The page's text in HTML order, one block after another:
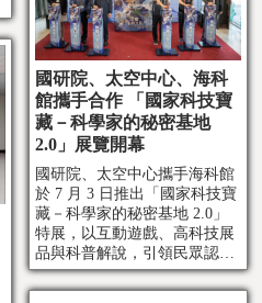
國研院、太空中心、海科
館攜手合作 「國家科技寶
藏－科學家的秘密基地
2.0」展覽開幕
國研院、太空中心攜手海科館
於 7 月 3 日推出「國家科技寶
藏－科學家的秘密基地 2.0」
特展，以互動遊戲、高科技展
品與科普解說，引領民眾認識
國家科研成果。